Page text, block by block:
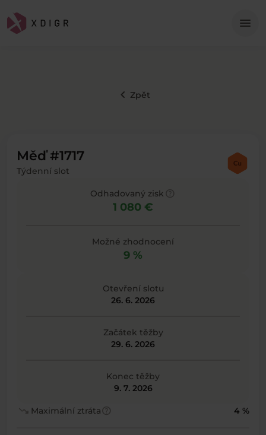
menu
keyboard_arrow_left Zpět
Měď #1717
Týdenní slot
Odhadovaný zisk
1 080 €
Možné zhodnocení
9 %
Otevření slotu
26. 6. 2026
Začátek těžby
29. 6. 2026
Konec těžby
9. 7. 2026
trending_down Maximální ztrátahelp 4 %